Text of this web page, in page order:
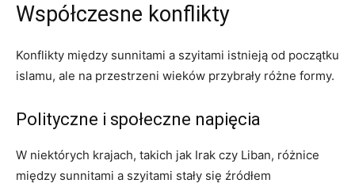
Współczesne konflikty
Konflikty między sunnitami a szyitami istnieją od początku
islamu, ale na przestrzeni wieków przybrały różne formy.
Polityczne i społeczne napięcia
W niektórych krajach, takich jak Irak czy Liban, różnice
między sunnitami a szyitami stały się źródłem